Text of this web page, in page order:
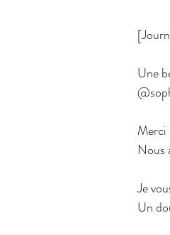
Une
Merci
Nous
Je
Un